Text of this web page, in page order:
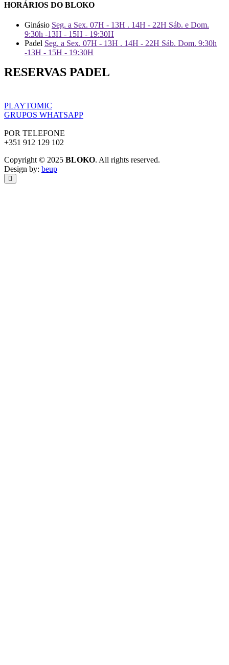
HORÁRIOS DO BLOKO
Ginásio Seg. a Sex. 07H - 13H . 14H - 22H Sáb. e Dom.
9:30h -13H - 15H - 19:30H
Padel Seg. a Sex. 07H - 13H . 14H - 22H Sáb. Dom. 9:30h
-13H - 15H - 19:30H
RESERVAS PADEL
PLAYTOMIC
GRUPOS WHATSAPP
POR TELEFONE
+351 912 129 102
Copyright © 2025 BLOKO. All rights reserved.
Design by: beup